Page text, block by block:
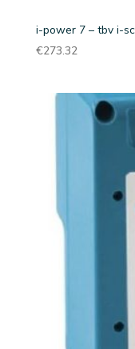
i-power 7 – tbv i-
€273.32